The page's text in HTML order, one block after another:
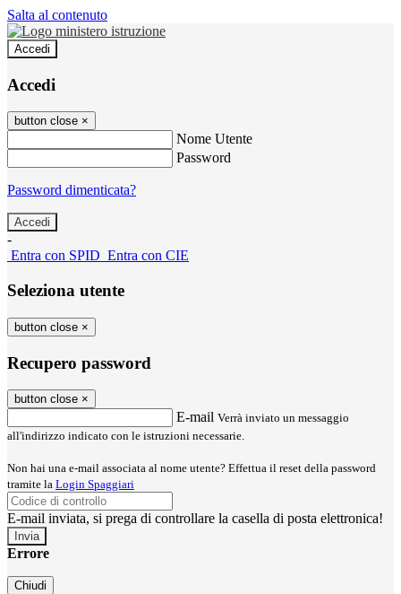
Salta al contenuto
Accedi
Accedi
button close ×
Nome Utente
Password
Password dimenticata?
-
Entra con SPID Entra con CIE
Seleziona utente
button close ×
Recupero password
button close ×
E-mail Verrà inviato un messaggio
all'indirizzo indicato con le istruzioni necessarie.
Non hai una e-mail associata al nome utente? Effettua il reset della password
tramite la Login Spaggiari
E-mail inviata, si prega di controllare la casella di posta elettronica!
Errore
Chiudi